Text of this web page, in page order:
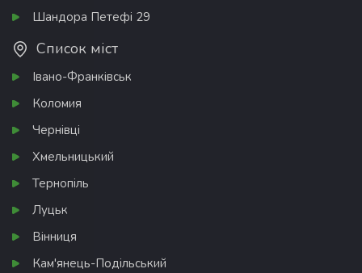
Шандора Петефі 29
Список міст
Івано-Франківськ
Коломия
Чернівці
Хмельницький
Тернопіль
Луцьк
Вінниця
Кам'янець-Подільський